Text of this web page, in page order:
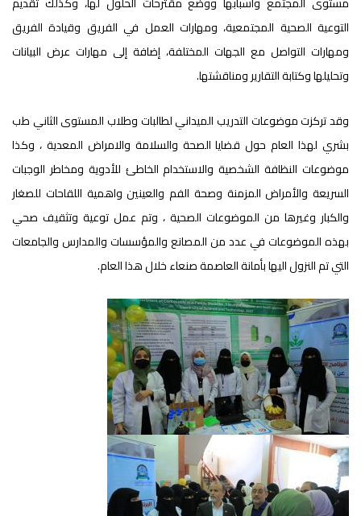
التوعية الصحية المجتمعية، ومهارات العمل في الفريق وقيادة الفريق
ومهارات التواصل مع الجهات المختلفة، إضافة إلى مهارات عرض البيانات
وتحليلها وكتابة التقارير ومناقشتها.
وقد تركزت موضوعات التدريب الميداني لطالبات وطلاب المستوى الثاني طب
بشري لهذا العام حول قضايا الصحة والسلامة والامراض المعدية ، وكذا
موضوعات النظافة الشخصية والاستخدام الخاطئ للأدوية ومخاطر الوجبات
السريعة والأمراض المزمنة وصحة الفم والعينين واهمية اللقاحات للصغار
والكبار وغيرها من الموضوعات الصحية ، وتم عمل توعية وتثقيف صحي
بهذه الموضوعات في عدد من المصانع والمؤسسات والمدارس والجامعات
التي تم النزول اليها بأمانة العاصمة صنعاء خلال هذا العام.